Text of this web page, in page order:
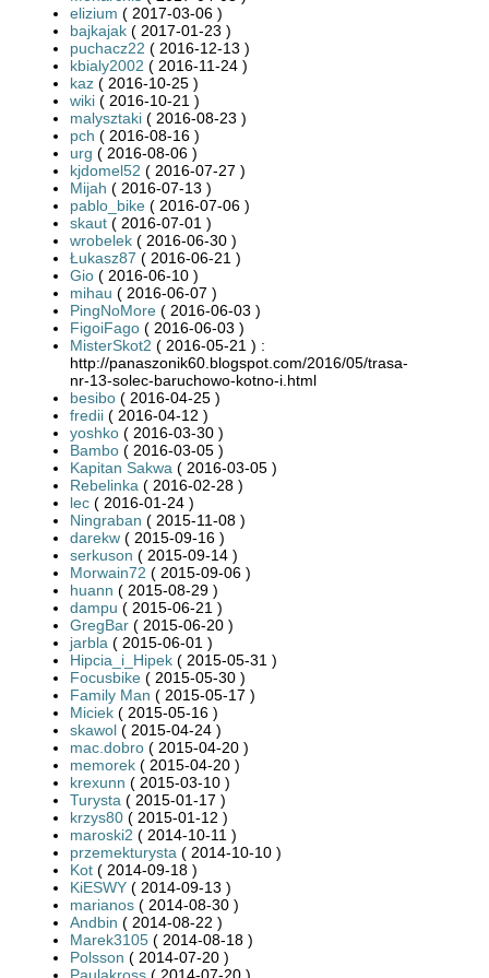
elizium ( 2017-03-06 )
bajkajak ( 2017-01-23 )
puchacz22 ( 2016-12-13 )
kbialy2002 ( 2016-11-24 )
kaz ( 2016-10-25 )
wiki ( 2016-10-21 )
malysztaki ( 2016-08-23 )
pch ( 2016-08-16 )
urg ( 2016-08-06 )
kjdomel52 ( 2016-07-27 )
Mijah ( 2016-07-13 )
pablo_bike ( 2016-07-06 )
skaut ( 2016-07-01 )
wrobelek ( 2016-06-30 )
Łukasz87 ( 2016-06-21 )
Gio ( 2016-06-10 )
mihau ( 2016-06-07 )
PingNoMore ( 2016-06-03 )
FigoiFago ( 2016-06-03 )
MisterSkot2 ( 2016-05-21 ) :
http://panaszonik60.blogspot.com/2016/05/trasa-
nr-13-solec-baruchowo-kotno-i.html
besibo ( 2016-04-25 )
fredii ( 2016-04-12 )
yoshko ( 2016-03-30 )
Bambo ( 2016-03-05 )
Kapitan Sakwa ( 2016-03-05 )
Rebelinka ( 2016-02-28 )
lec ( 2016-01-24 )
Ningraban ( 2015-11-08 )
darekw ( 2015-09-16 )
serkuson ( 2015-09-14 )
Morwain72 ( 2015-09-06 )
huann ( 2015-08-29 )
dampu ( 2015-06-21 )
GregBar ( 2015-06-20 )
jarbla ( 2015-06-01 )
Hipcia_i_Hipek ( 2015-05-31 )
Focusbike ( 2015-05-30 )
Family Man ( 2015-05-17 )
Miciek ( 2015-05-16 )
skawol ( 2015-04-24 )
mac.dobro ( 2015-04-20 )
memorek ( 2015-04-20 )
krexunn ( 2015-03-10 )
Turysta ( 2015-01-17 )
krzys80 ( 2015-01-12 )
maroski2 ( 2014-10-11 )
przemekturysta ( 2014-10-10 )
Kot ( 2014-09-18 )
KiESWY ( 2014-09-13 )
marianos ( 2014-08-30 )
Andbin ( 2014-08-22 )
Marek3105 ( 2014-08-18 )
Polsson ( 2014-07-20 )
Paulakross ( 2014-07-20 )